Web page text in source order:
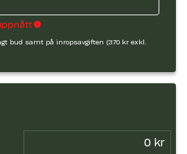
bud samt på inropsavgiften (370 kr exkl.